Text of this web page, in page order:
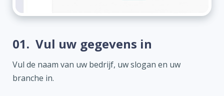
01. Vul uw gegevens in
Vul de naam van uw bedrijf, uw slogan en uw
branche in.